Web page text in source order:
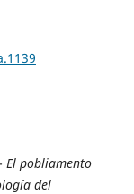
El pobliamento
del